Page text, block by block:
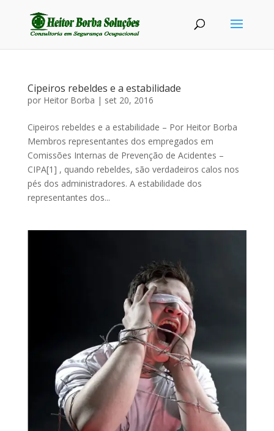
Cipeiros rebeldes e a estabilidade
por Heitor Borba | set 20, 2016
Cipeiros rebeldes e a estabilidade – Por Heitor Borba
Membros representantes dos empregados em
Comissões Internas de Prevenção de Acidentes –
CIPA[1] , quando rebeldes, são verdadeiros calos nos
pés dos administradores. A estabilidade dos
representantes dos...